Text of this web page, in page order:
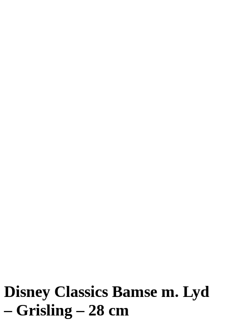
Disney Classics Bamse m. Lyd
– Grisling – 28 cm